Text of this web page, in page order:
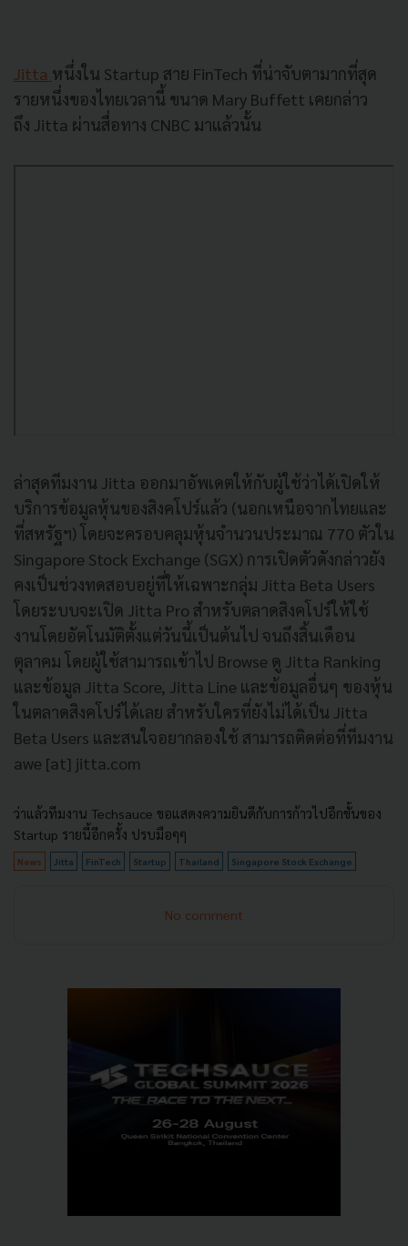
Jitta หนึ่งใน Startup สาย FinTech ที่น่าจับตามากที่สุด
รายหนึ่งของไทยเวลานี้ ขนาด Mary Buffett เคยกล่าว
ถึง Jitta ผ่านสื่อทาง CNBC มาแล้วนั้น
ล่าสุดทีมงาน Jitta ออกมาอัพเดตให้กับผู้ใช้ว่าได้เปิดให้
บริการข้อมูลหุ้นของสิงคโปร์แล้ว (นอกเหนือจากไทยและ
ที่สหรัฐฯ) โดยจะครอบคลุมหุ้นจำนวนประมาณ 770 ตัวใน
Singapore Stock Exchange (SGX) การเปิดตัวดังกล่าวยัง
คงเป็นช่วงทดสอบอยู่ที่ให้เฉพาะกลุ่ม Jitta Beta Users
โดยระบบจะเปิด Jitta Pro สำหรับตลาดสิงคโปร์ให้ใช้
งานโดยอัตโนมัติตั้งแต่วันนี้เป็นต้นไป จนถึงสิ้นเดือน
ตุลาคม โดยผู้ใช้สามารถเข้าไป Browse ดู Jitta Ranking
และข้อมูล Jitta Score, Jitta Line และข้อมูลอื่นๆ ของหุ้น
ในตลาดสิงคโปร์ได้เลย สำหรับใครที่ยังไม่ได้เป็น Jitta
Beta Users และสนใจอยากลองใช้ สามารถติดต่อที่ทีมงาน
awe [at] jitta.com
ว่าแล้วทีมงาน Techsauce ขอแสดงความยินดีกับการก้าวไปอีกขั้นของ
Startup รายนี้อีกครั้ง ปรบมือๆๆ
News Jitta FinTech Startup Thailand Singapore Stock Exchange
No comment